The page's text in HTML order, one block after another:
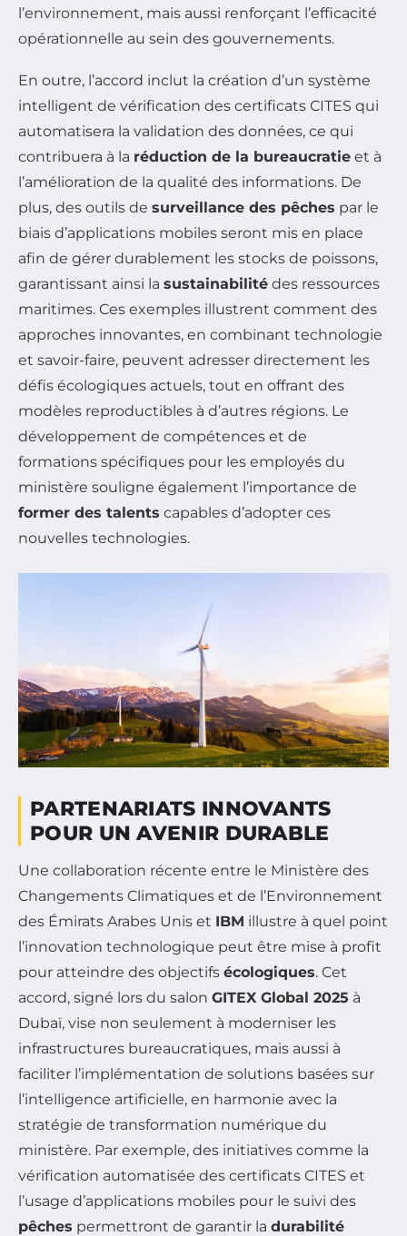
l’environnement, mais aussi renforçant l’efficacité
opérationnelle au sein des gouvernements.
En outre, l’accord inclut la création d’un système
intelligent de vérification des certificats CITES qui
automatisera la validation des données, ce qui
contribuera à la réduction de la bureaucratie et à
l’amélioration de la qualité des informations. De
plus, des outils de surveillance des pêches par le
biais d’applications mobiles seront mis en place
afin de gérer durablement les stocks de poissons,
garantissant ainsi la sustainabilité des ressources
maritimes. Ces exemples illustrent comment des
approches innovantes, en combinant technologie
et savoir-faire, peuvent adresser directement les
défis écologiques actuels, tout en offrant des
modèles reproductibles à d’autres régions. Le
développement de compétences et de
formations spécifiques pour les employés du
ministère souligne également l’importance de
former des talents capables d’adopter ces
nouvelles technologies.
PARTENARIATS INNOVANTS
POUR UN AVENIR DURABLE
Une collaboration récente entre le Ministère des
Changements Climatiques et de l’Environnement
des Émirats Arabes Unis et IBM illustre à quel point
l’innovation technologique peut être mise à profit
pour atteindre des objectifs écologiques. Cet
accord, signé lors du salon GITEX Global 2025 à
Dubaï, vise non seulement à moderniser les
infrastructures bureaucratiques, mais aussi à
faciliter l’implémentation de solutions basées sur
l’intelligence artificielle, en harmonie avec la
stratégie de transformation numérique du
ministère. Par exemple, des initiatives comme la
vérification automatisée des certificats CITES et
l’usage d’applications mobiles pour le suivi des
pêches permettront de garantir la durabilité